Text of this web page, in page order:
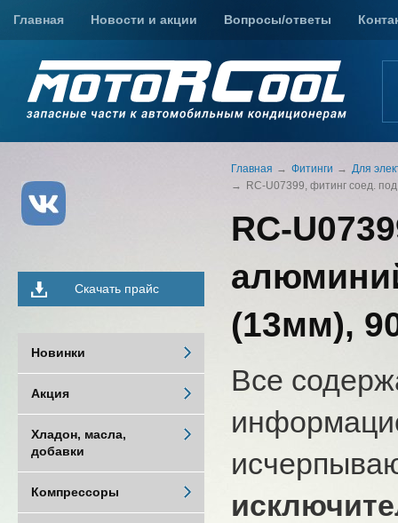
Главная Новости и акции Вопросы/ответы
Главная Фитинги
Для
RC-U07399, фитинг соед.
RC-
(13мм),
Все
Скачать прайс
Новинки
Акция
Хладон, масла,
добавки
Компрессоры